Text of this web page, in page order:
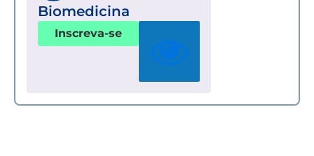
Biomedicina
Inscreva-se